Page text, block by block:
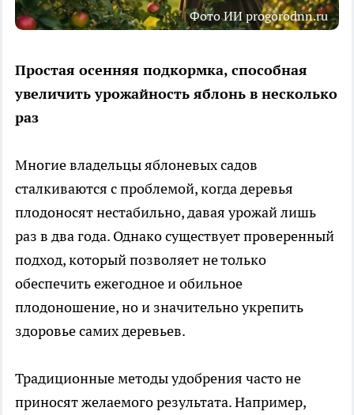
Фото ИИ progorodnn.ru
Простая осенняя подкормка, способная
увеличить урожайность яблонь в несколько
раз
Многие владельцы яблоневых садов
сталкиваются с проблемой, когда деревья
плодоносят нестабильно, давая урожай лишь
раз в два года. Однако существует проверенный
подход, который позволяет не только
обеспечить ежегодное и обильное
плодоношение, но и значительно укрепить
здоровье самих деревьев.
Традиционные методы удобрения часто не
приносят желаемого результата. Например,